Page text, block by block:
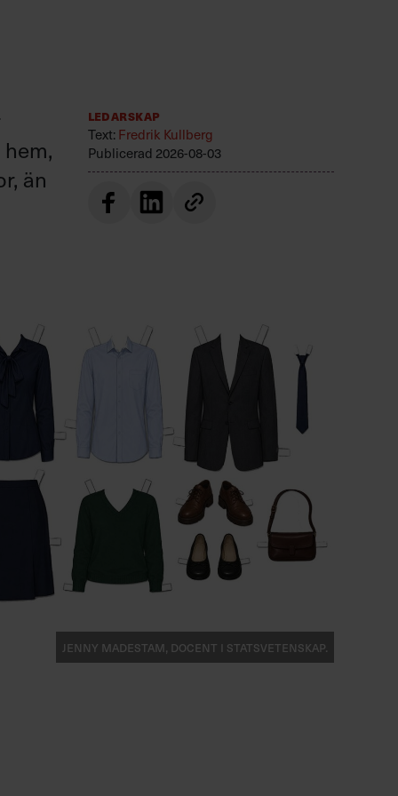
än
Ledarskap
Text: Fredrik Kullberg
Publicerad 2026-08-03
Jenny Madestam, docent i statsvetenskap.